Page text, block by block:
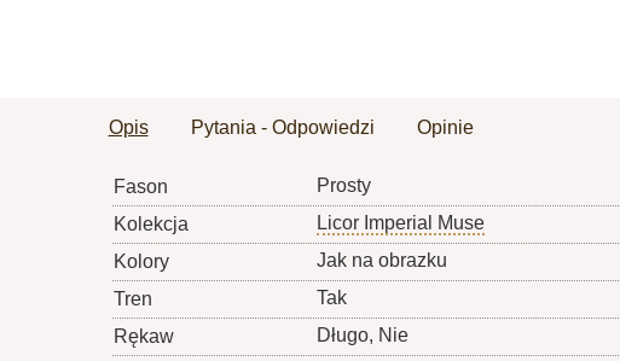
Opis Pytania - Odpowiedzi Opinie
Fason
Prosty
Kolekcja
Licor Imperial Muse
Kolory
Jak na obrazku
Tren
Tak
Rękaw
Długo, Nie